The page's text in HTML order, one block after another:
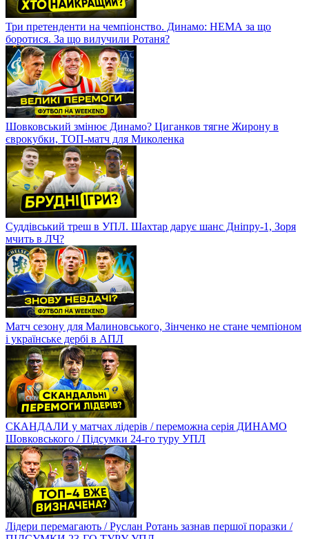
Три претенденти на чемпіонство. Динамо: НЕМА за що
боротися. За що вилучили Ротаня?
Шовковський змінює Динамо? Циганков тягне Жирону в
єврокубки, ТОП-матч для Миколенка
Суддівський треш в УПЛ. Шахтар дарує шанс Дніпру-1, Зоря
мчить в ЛЧ?
Матч сезону для Малиновського, Зінченко не стане чемпіоном
і українське дербі в АПЛ
СКАНДАЛИ у матчах лідерів / переможна серія ДИНАМО
Шовковського / Підсумки 24-го туру УПЛ
Лідери перемагають / Руслан Ротань зазнав першої поразки /